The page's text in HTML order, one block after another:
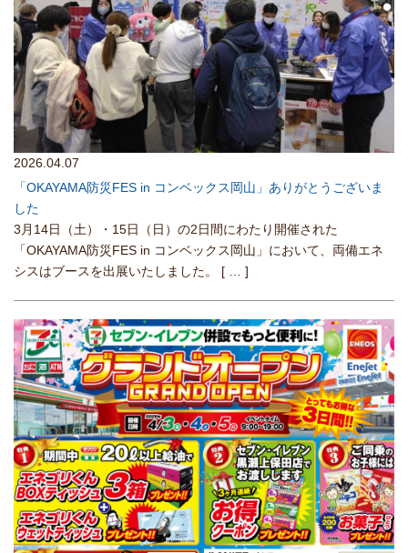
2026.04.07
「OKAYAMA防災FES in コンベックス岡山」ありがとうございま
した
3月14日（土）・15日（日）の2日間にわたり開催された
「OKAYAMA防災FES in コンベックス岡山」において、両備エネ
シスはブースを出展いたしました。 [ … ]